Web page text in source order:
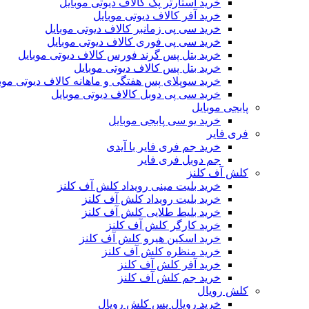
خرید استارتر پک کالاف دیوتی موبایل
خرید آفر کالاف دیوتی موبایل
خرید سی پی زمانبر کالاف دیوتی موبایل
خرید سی پی فوری کالاف دیوتی موبایل
خرید بتل پس گرند فورس کالاف دیوتی موبایل
خرید بتل پس کالاف دیوتی موبایل
خرید سوپلای پس هفتگی و ماهانه کالاف دیوتی
خرید سی پی دوبل کالاف دیوتی موبایل
پابجی موبایل
خرید یو سی پابجی موبایل
فری فایر
خرید جم فری فایر با آیدی
جم دوبل فری فایر
کلش آف کلنز
خرید بلیت مینی رویداد کلش آف کلنز
خرید بلیت رویداد کلش آف کلنز
خرید بلیط طلایی کلش آف کلنز
خرید کارگر کلش آف کلنز
خرید اسکین هیرو کلش آف کلنز
خرید منظره کلش آف کلنز
خرید آفر کلش آف کلنز
خرید جم کلش آف کلنز
کلش رویال
خرید رویال پس کلش رویال